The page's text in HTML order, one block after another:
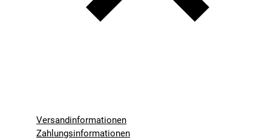
Versandinformationen
Zahlungsinformationen